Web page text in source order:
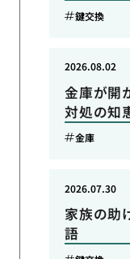
鍵交換
金庫が開
対処の知
2026.08.02
金庫
家族の助
語
2026.07.30